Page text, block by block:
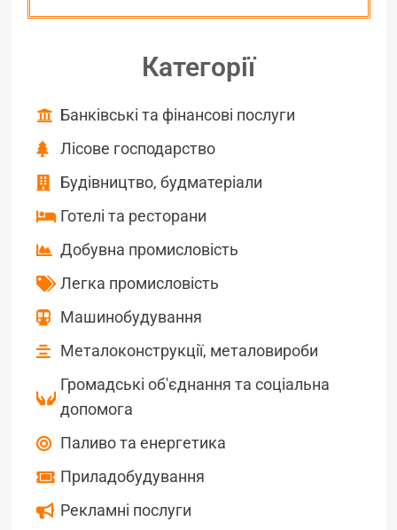
Категорії
Банківські та фінансові послуги
Лісове господарство
Будівництво, будматеріали
Готелі та ресторани
Добувна промисловість
Легка промисловість
Машинобудування
Металоконструкції, металовироби
Громадські об'єднання та соціальна
допомога
Паливо та енергетика
Приладобудування
Рекламні послуги